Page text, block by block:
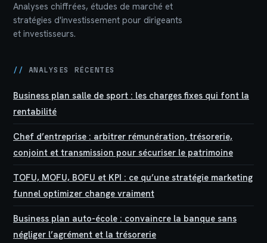
Analyses chiffrées, études de marché et
stratégies d'investissement pour dirigeants
et investisseurs.
// ANALYSES RÉCENTES
Business plan salle de sport : les charges fixes qui font la
rentabilité
Chef d’entreprise : arbitrer rémunération, trésorerie,
conjoint et transmission pour sécuriser le patrimoine
TOFU, MOFU, BOFU et KPI : ce qu’une stratégie marketing
funnel optimizer change vraiment
Business plan auto-école : convaincre la banque sans
négliger l’agrément et la trésorerie